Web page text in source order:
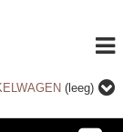
(leeg)